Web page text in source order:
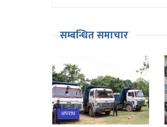
सम्बन्धित समाचार
अपराध